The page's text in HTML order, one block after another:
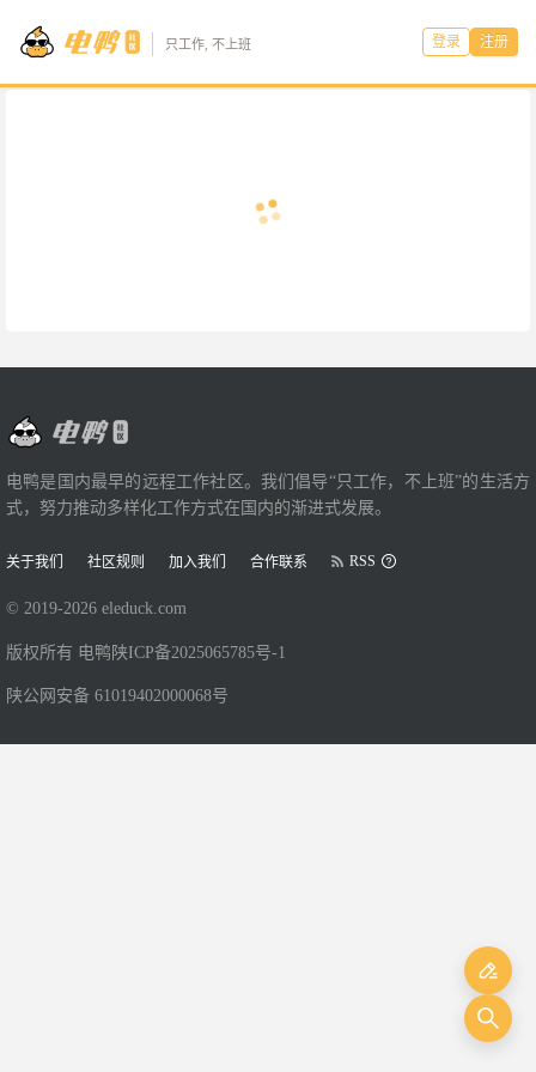
只工作, 不上班 登录 注册
电鸭是国内最早的远程工作社区。我们倡导“只工作，不上班”的生活方
式，努力推动多样化工作方式在国内的渐进式发展。
关于我们 社区规则 加入我们 合作联系 RSS
© 2019-2026 eleduck.com
版权所有 电鸭 陕ICP备2025065785号-1
陕公网安备 61019402000068号